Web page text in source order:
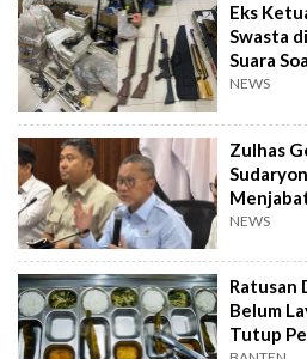
Eks
Swasta
Suara
Senjata
NEWS
Zulhas
Kilo?
NEWS
Ratusan
Belum
Tutup